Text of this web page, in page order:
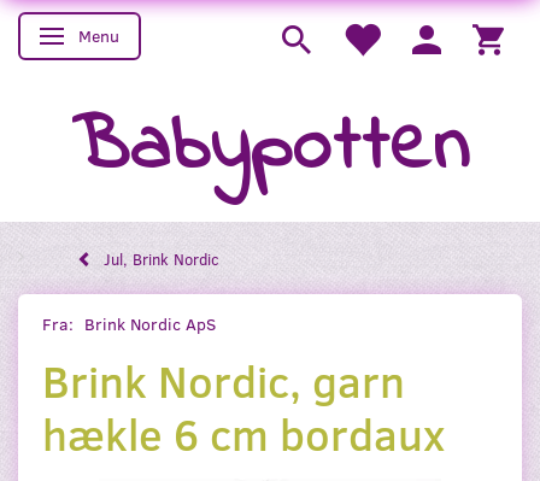
Skifte navigation
Menu
Babypotten
Jul, Brink Nordic
Fra: Brink Nordic ApS
Brink Nordic, garn
hækle 6 cm bordaux